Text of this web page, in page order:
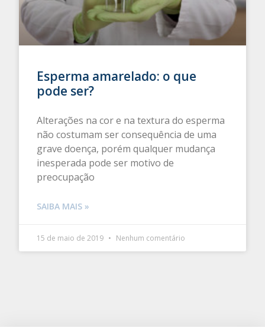
Esperma amarelado: o que
pode ser?
Alterações na cor e na textura do esperma
não costumam ser consequência de uma
grave doença, porém qualquer mudança
inesperada pode ser motivo de
preocupação
SAIBA MAIS »
15 de maio de 2019 Nenhum comentário